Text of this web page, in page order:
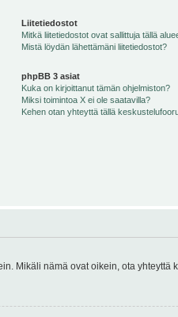
Liitetiedostot
Mitkä liitetiedostot ovat sallittuja tällä
Mistä löydän lähettämäni liitetiedostot?
phpBB 3 asiat
Kuka on kirjoittanut tämän ohjelmiston?
Miksi toimintoa X ei ole saatavilla?
Kehen otan yhteyttä tällä
Mikäli nämä ovat oikein, ota